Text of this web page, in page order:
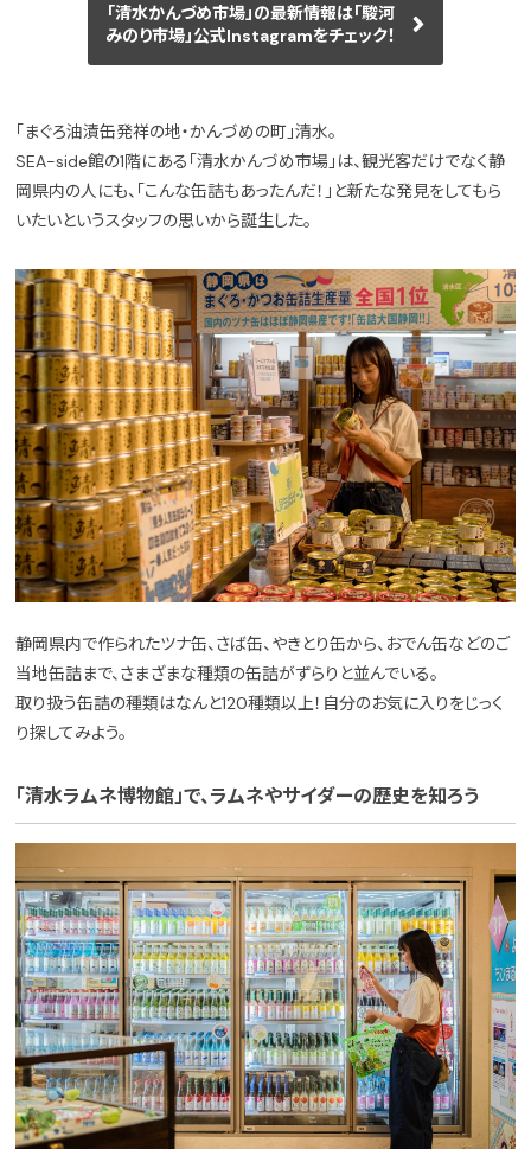
「清水かんづめ市場」の最新情報は「駿河
みのり市場」公式Instagramをチェック！
「まぐろ油漬缶発祥の地・かんづめの町」清水。
SEA-side館の1階にある「清水かんづめ市場」は、観光客だけでなく静
岡県内の人にも、「こんな缶詰もあったんだ！」と新たな発見をしてもら
いたいというスタッフの思いから誕生した。
静岡県内で作られたツナ缶、さば缶、やきとり缶から、おでん缶などのご
当地缶詰まで、さまざまな種類の缶詰がずらりと並んでいる。
取り扱う缶詰の種類はなんと120種類以上！自分のお気に入りをじっく
り探してみよう。
「清水ラムネ博物館」で、ラムネやサイダーの歴史を知ろう